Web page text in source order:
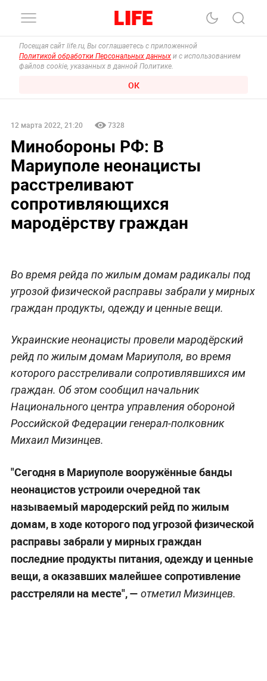
Посещая сайт life.ru, Вы соглашаетесь с приложенной
Политикой обработки Персональных данных и с использованием
файлов cookie, указанных в данной Политике.
ОК
12 марта 2022, 21:20 7328
Минобороны РФ: В
Мариуполе неонацисты
расстреливают
сопротивляющихся
мародёрству граждан
Во время рейда по жилым домам радикалы под
угрозой физической расправы забрали у мирных
граждан продукты, одежду и ценные вещи.
Украинские неонацисты провели мародёрский
рейд по жилым домам Мариуполя, во время
которого расстреливали сопротивлявшихся им
граждан. Об этом сообщил начальник
Национального центра управления обороной
Российской Федерации генерал-полковник
Михаил Мизинцев.
"Сегодня в Мариуполе вооружённые банды
неонацистов устроили очередной так
называемый мародерский рейд по жилым
домам, в ходе которого под угрозой физической
расправы забрали у мирных граждан
последние продукты питания, одежду и ценные
вещи, а оказавших малейшее сопротивление
расстреляли на месте",— отметил Мизинцев.